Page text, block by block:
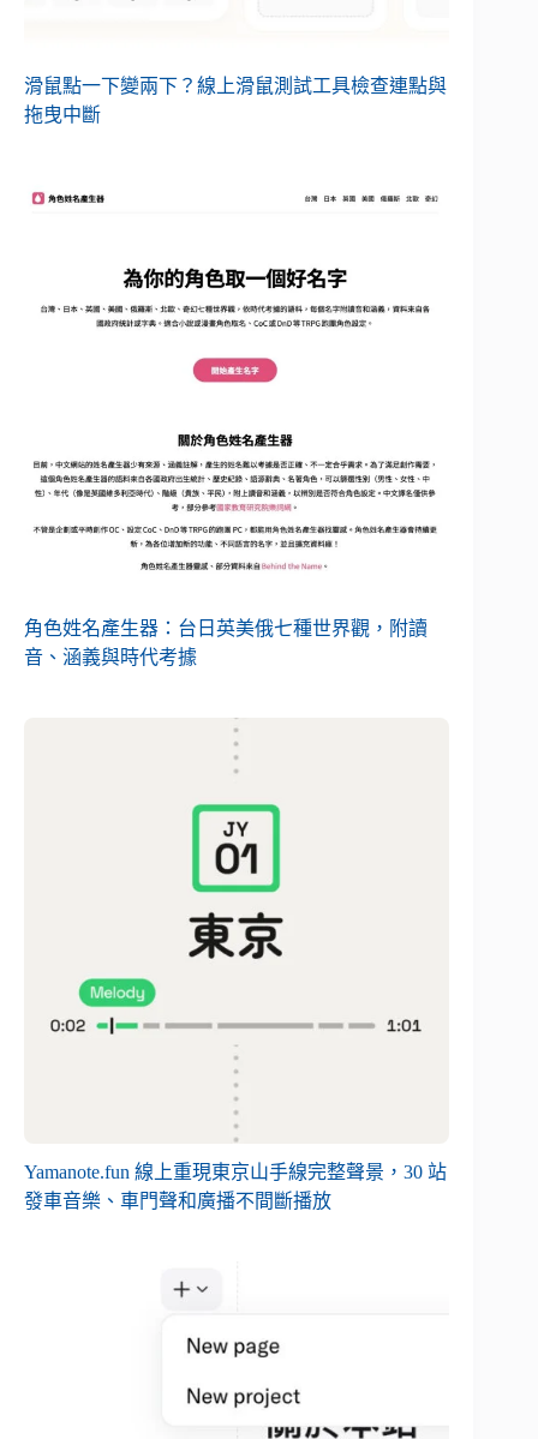
滑鼠點一下變兩下？線上滑鼠測試工具檢查連點與
拖曳中斷
角色姓名產生器：台日英美俄七種世界觀，附讀
音、涵義與時代考據
Yamanote.fun 線上重現東京山手線完整聲景，30 站
發車音樂、車門聲和廣播不間斷播放